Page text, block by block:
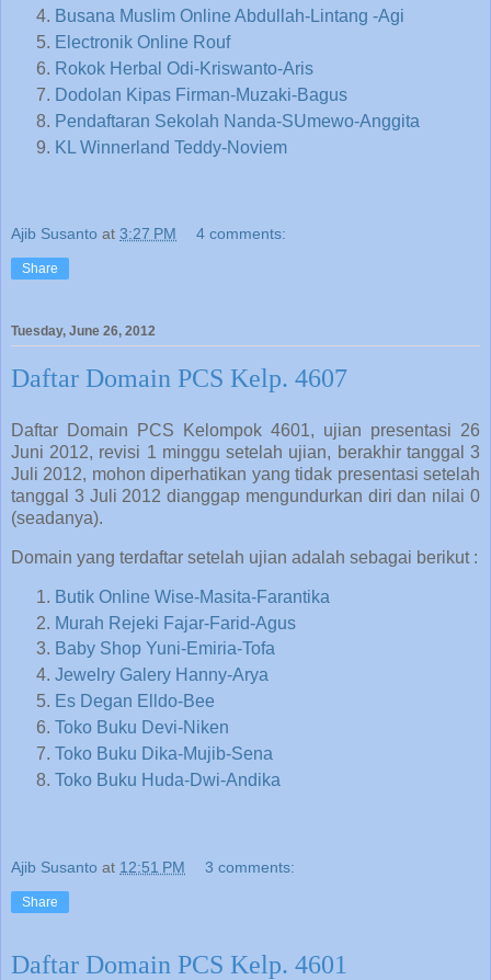
Busana Muslim Online Abdullah-Lintang -Agi
Electronik Online Rouf
Rokok Herbal Odi-Kriswanto-Aris
Dodolan Kipas Firman-Muzaki-Bagus
Pendaftaran Sekolah Nanda-SUmewo-Anggita
KL Winnerland Teddy-Noviem
Ajib Susanto at 3:27 PM 4 comments:
Share
Tuesday, June 26, 2012
Daftar Domain PCS Kelp. 4607
Daftar Domain PCS Kelompok 4601, ujian presentasi 26
Juni 2012, revisi 1 minggu setelah ujian, berakhir tanggal 3
Juli 2012, mohon diperhatikan yang tidak presentasi setelah
tanggal 3 Juli 2012 dianggap mengundurkan diri dan nilai 0
(seadanya).
Domain yang terdaftar setelah ujian adalah sebagai berikut :
Butik Online Wise-Masita-Farantika
Murah Rejeki Fajar-Farid-Agus
Baby Shop Yuni-Emiria-Tofa
Jewelry Galery Hanny-Arya
Es Degan Elldo-Bee
Toko Buku Devi-Niken
Toko Buku Dika-Mujib-Sena
Toko Buku Huda-Dwi-Andika
Ajib Susanto at 12:51 PM 3 comments:
Share
Daftar Domain PCS Kelp. 4601